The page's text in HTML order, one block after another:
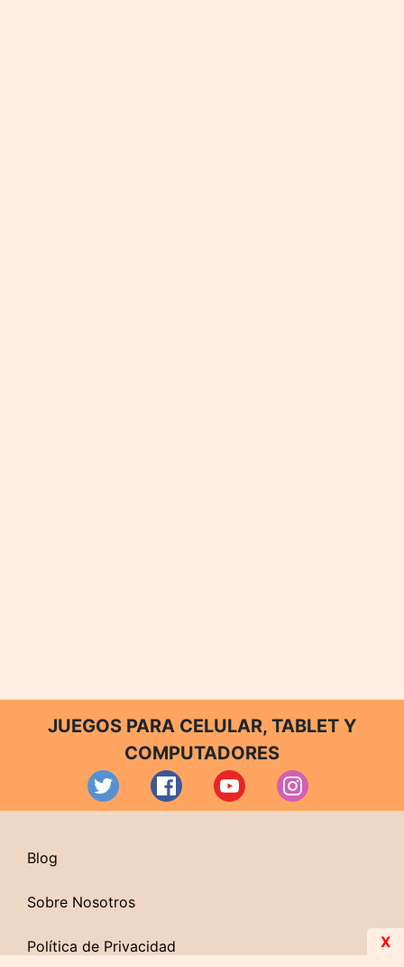
JUEGOS PARA CELULAR, TABLET Y
COMPUTADORES
Blog
Sobre Nosotros
Política de Privacidad X